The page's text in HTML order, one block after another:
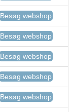
Besøg webshop
Besøg webshop
Besøg webshop
Besøg webshop
Besøg webshop